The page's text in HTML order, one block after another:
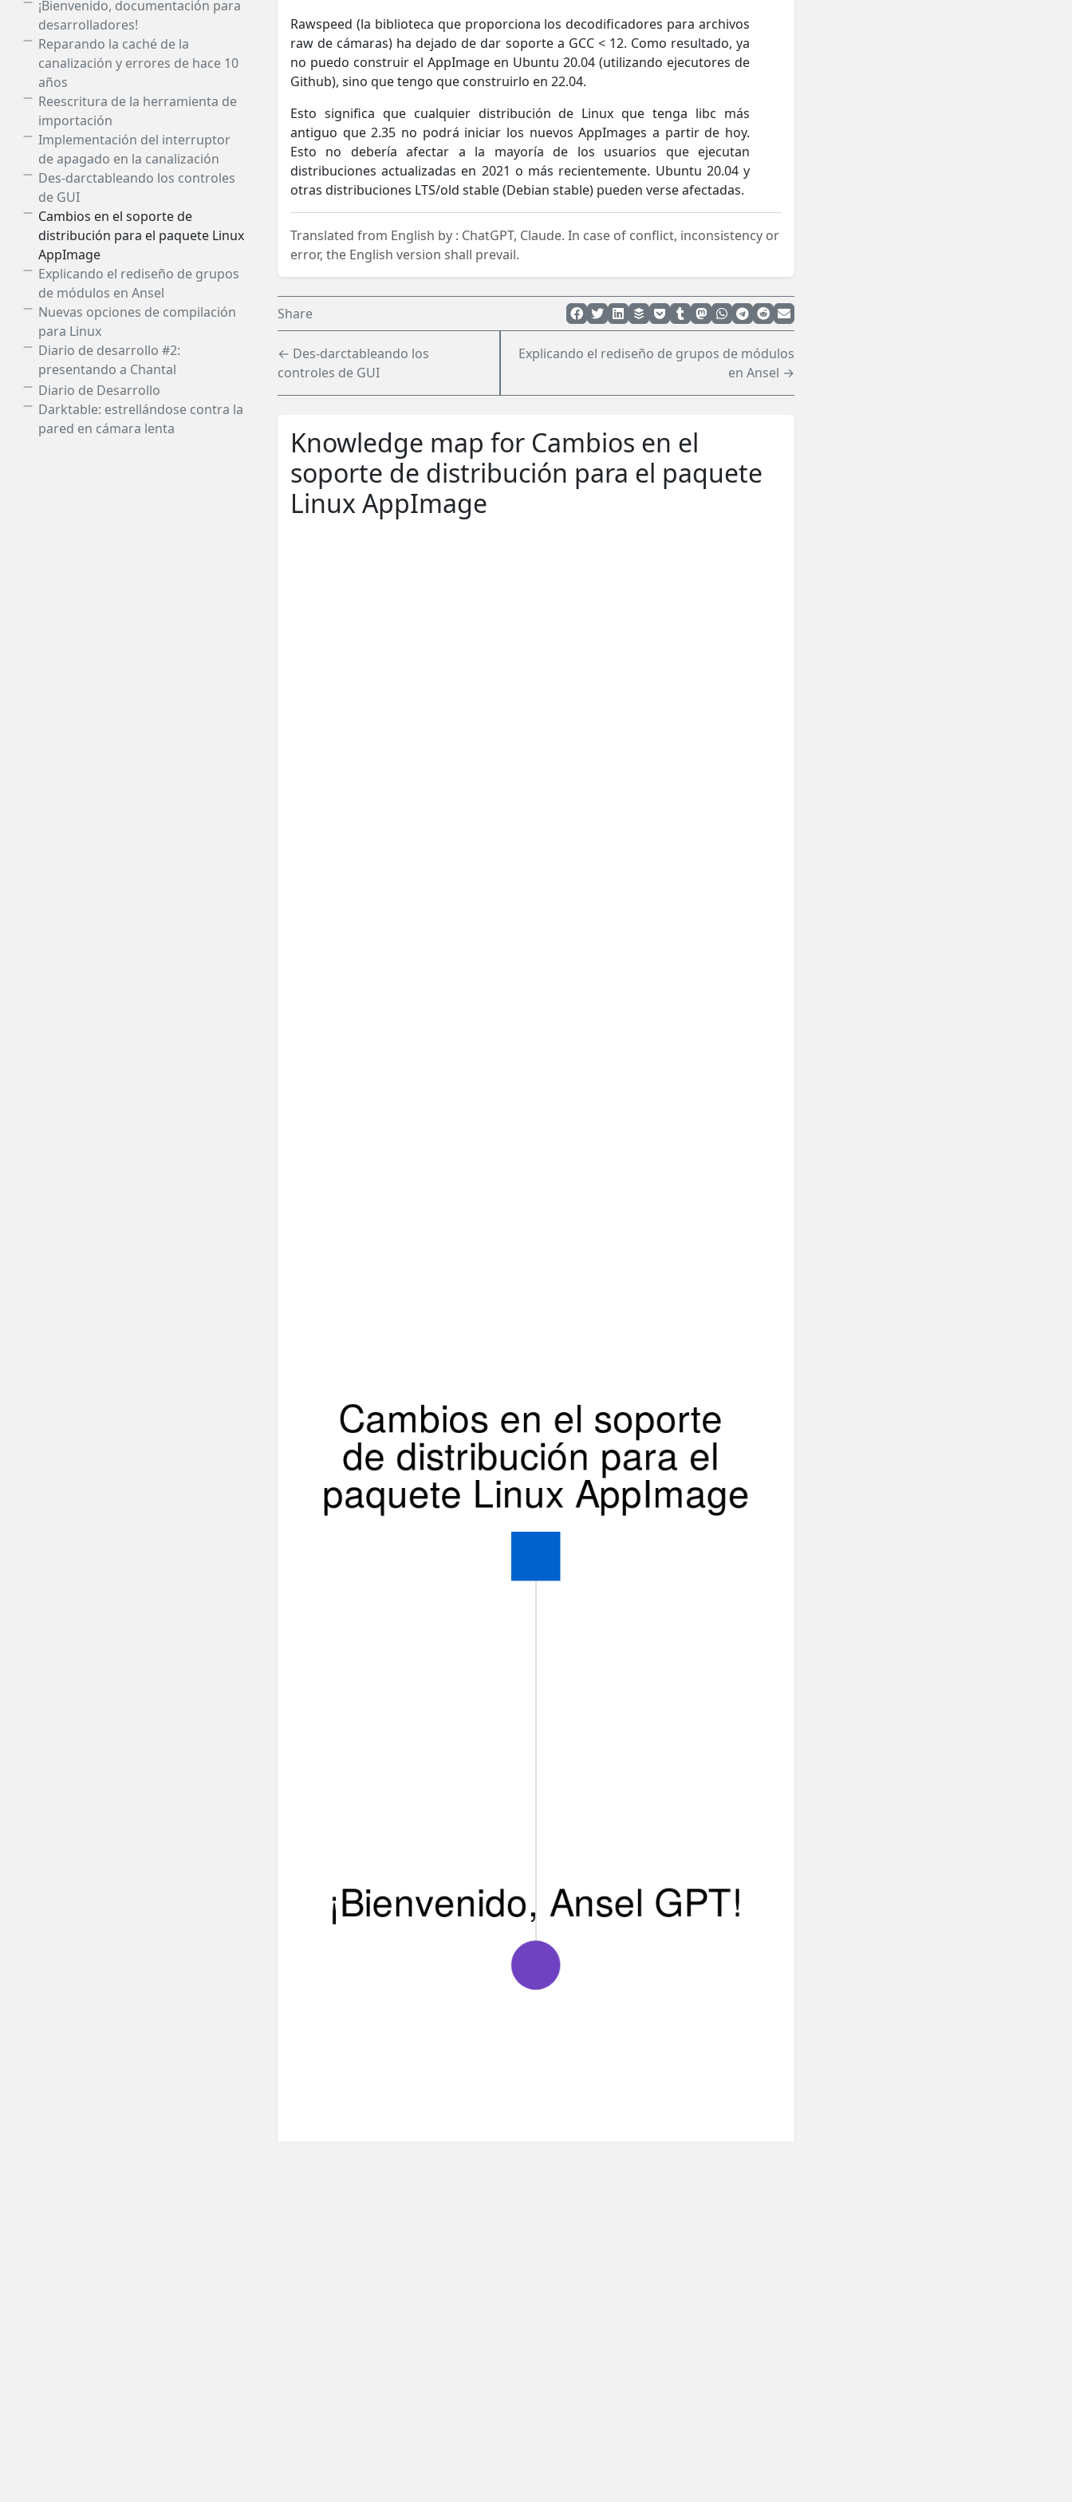
¡Bienvenido, documentación para
desarrolladores!
Reparando la caché de la
canalización y errores de hace 10
años
Reescritura de la herramienta de
importación
Implementación del interruptor
de apagado en la canalización
Des-darctableando los controles
de GUI
Cambios en el soporte de
distribución para el paquete Linux
AppImage
Explicando el rediseño de grupos
de módulos en Ansel
Nuevas opciones de compilación
para Linux
Diario de desarrollo #2:
presentando a Chantal
Diario de Desarrollo
Darktable: estrellándose contra la
pared en cámara lenta
Rawspeed (la biblioteca que proporciona los decodificadores para archivos
raw de cámaras) ha dejado de dar soporte a GCC < 12. Como resultado, ya
no puedo construir el AppImage en Ubuntu 20.04 (utilizando ejecutores de
Github), sino que tengo que construirlo en 22.04.
Esto significa que cualquier distribución de Linux que tenga libc más
antiguo que 2.35 no podrá iniciar los nuevos AppImages a partir de hoy.
Esto no debería afectar a la mayoría de los usuarios que ejecutan
distribuciones actualizadas en 2021 o más recientemente. Ubuntu 20.04 y
otras distribuciones LTS/old stable (Debian stable) pueden verse afectadas.
Translated from English by : ChatGPT, Claude. In case of conflict, inconsistency or
error, the English version shall prevail.
Share
← Des-darctableando los
controles de GUI
Explicando el rediseño de grupos de módulos
en Ansel →
Knowledge map for Cambios en el
soporte de distribución para el paquete
Linux AppImage